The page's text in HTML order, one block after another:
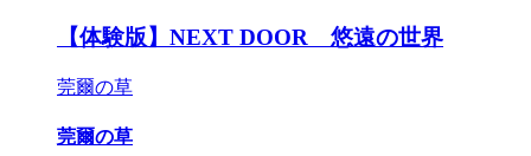
【体験版】NEXT DOOR 悠遠の世界
莞爾の草
莞爾の草